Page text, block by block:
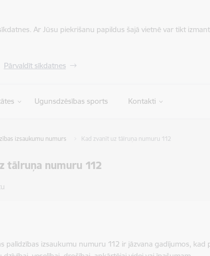
Ar Jūsu piekrišanu papildus šajā vietnē var tikt
Pārvaldīt sīkdatnes
Ugunsdzēsības sports Kontakti
izsaukumu numurs Kad zvanīt uz tālruņa numuru 112
tālruņa numuru 112
palīdzības izsaukumu numuru 112 ir jāzvana gadījumos,